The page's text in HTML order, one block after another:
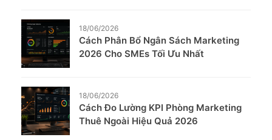
18/06/2026
Cách Phân Bổ Ngân Sách Marketing
2026 Cho SMEs Tối Ưu Nhất
18/06/2026
Cách Đo Lường KPI Phòng Marketing
Thuê Ngoài Hiệu Quả 2026